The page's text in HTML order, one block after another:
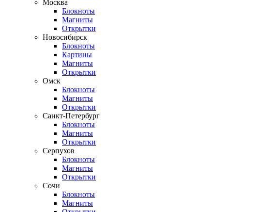
Москва
Блокноты
Магниты
Открытки
Новосибирск
Блокноты
Картины
Магниты
Открытки
Омск
Блокноты
Магниты
Открытки
Санкт-Петербург
Блокноты
Магниты
Открытки
Серпухов
Блокноты
Магниты
Открытки
Сочи
Блокноты
Магниты